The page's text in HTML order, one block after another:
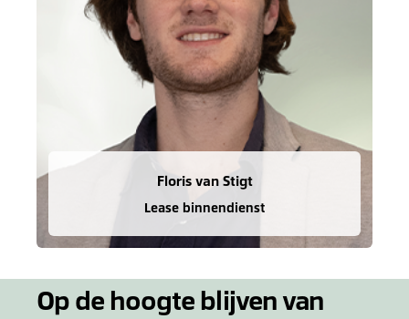
Floris van Stigt
Lease binnendienst
Op de hoogte blijven van